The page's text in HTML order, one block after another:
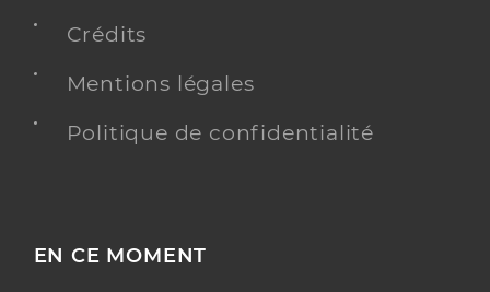
Crédits
Mentions légales
Politique de confidentialité
EN CE MOMENT